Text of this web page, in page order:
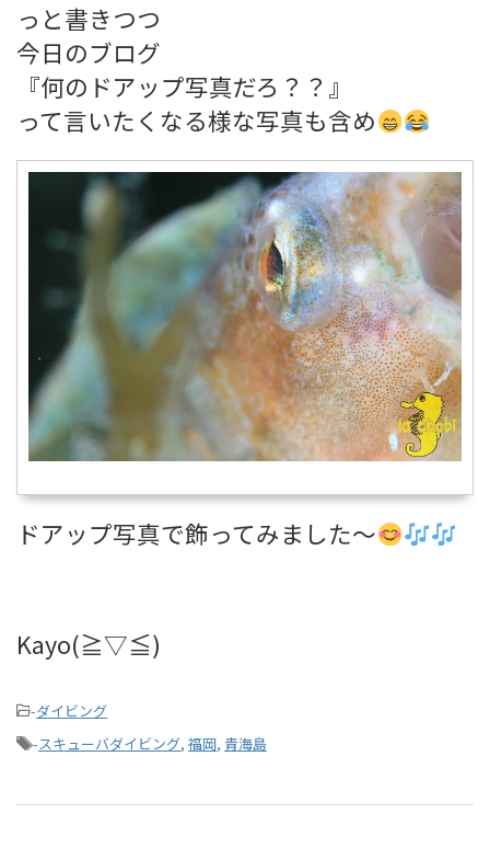
っと書きつつ
今日のブログ
『何のドアップ写真だろ？？』
って言いたくなる様な写真も含め
ドアップ写真で飾ってみました～
Kayo(≧▽≦)
-ダイビング
-スキューバダイビング, 福岡, 青海島